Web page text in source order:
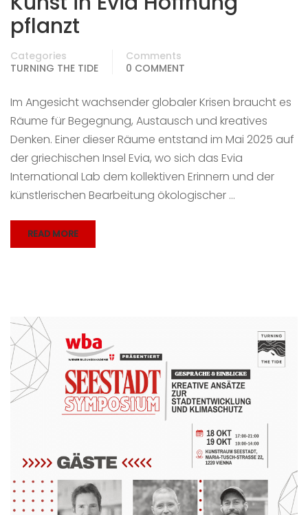
pflanzt
Categories
TURNING THE TIDE
Comments
0 COMMENT
Im Angesicht wachsender globaler Krisen braucht es
Räume für Begegnung, Austausch und kreatives
Denken. Einer dieser Räume entstand im Mai 2025 auf
der griechischen Insel Evia, wo sich das Evia
International Lab dem kollektiven Erinnern und der
künstlerischen Bearbeitung ökologischer …
READ MORE